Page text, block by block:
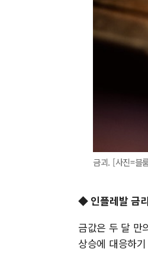
금괴. [사진=블
◆ 인플레발 금
금값은 두 달 만
상승에 대응하